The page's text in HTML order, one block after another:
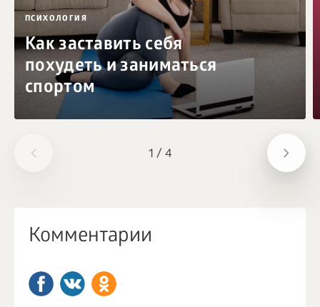
1 / 4
ПСИХОЛОГИЯ
Как заставить себя
похудеть и заниматься
спортом
Комментарии